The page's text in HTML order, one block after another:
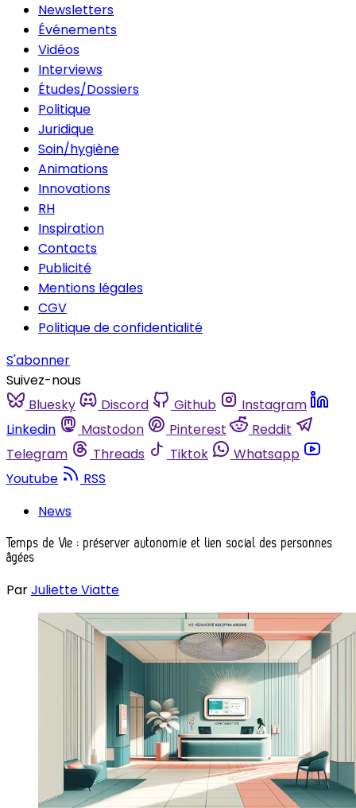
Newsletters
Événements
Vidéos
Interviews
Études/Dossiers
Politique
Juridique
Soin/hygiène
Animations
Innovations
RH
Inspiration
Contacts
Publicité
Mentions légales
CGV
Politique de confidentialité
S'abonner
Suivez-nous
Bluesky
Discord Github
Instagram
Linkedin
Mastodon Pinterest
Reddit
Telegram
Threads Tiktok
Whatsapp
Youtube
RSS
News
Temps de Vie : préserver autonomie et lien social des personnes
âgées
ParJuliette Viatte